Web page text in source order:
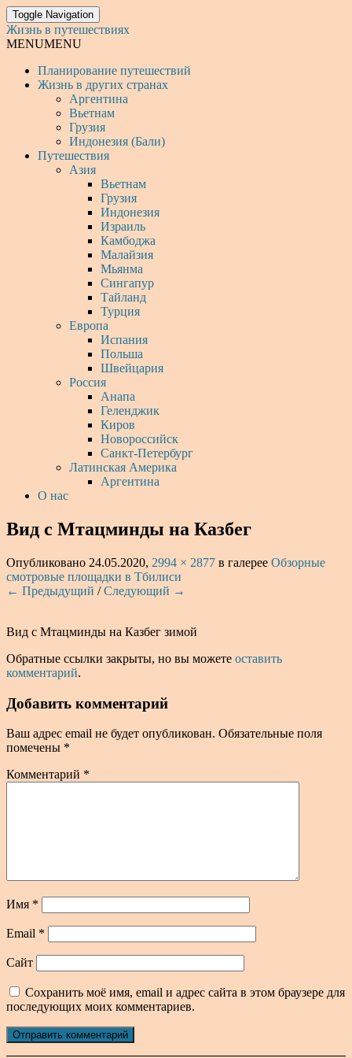
Toggle Navigation
Жизнь в путешествиях
MENUMENU
Планирование путешествий
Жизнь в других странах
Аргентина
Вьетнам
Грузия
Индонезия (Бали)
Путешествия
Азия
Вьетнам
Грузия
Индонезия
Израиль
Камбоджа
Малайзия
Мьянма
Сингапур
Тайланд
Турция
Европа
Испания
Польша
Швейцария
Россия
Анапа
Геленджик
Киров
Новороссийск
Санкт-Петербург
Латинская Америка
Аргентина
О нас
Вид с Мтацминды на Казбег
Опубликовано 24.05.2020, 2994 × 2877 в галерее Обзорные
смотровые площадки в Тбилиси
← Предыдущий /Следующий →
Вид с Мтацминды на Казбег зимой
Обратные ссылки закрыты, но вы можете оставить
комментарий.
Добавить комментарий
Ваш адрес email не будет опубликован. Обязательные поля
помечены *
Комментарий *
Имя *
Email *
Сайт
Сохранить моё имя, email и адрес сайта в этом браузере для
последующих моих комментариев.